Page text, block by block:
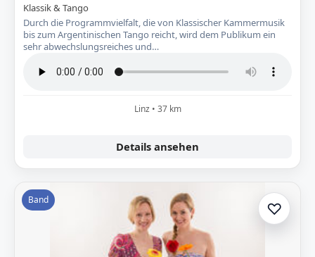
Klassik & Tango
Durch die Programmvielfalt, die von Klassischer Kammermusik
bis zum Argentinischen Tango reicht, wird dem Publikum ein
sehr abwechslungsreiches und…
Linz • 37 km
Details ansehen
Band ♡Zur